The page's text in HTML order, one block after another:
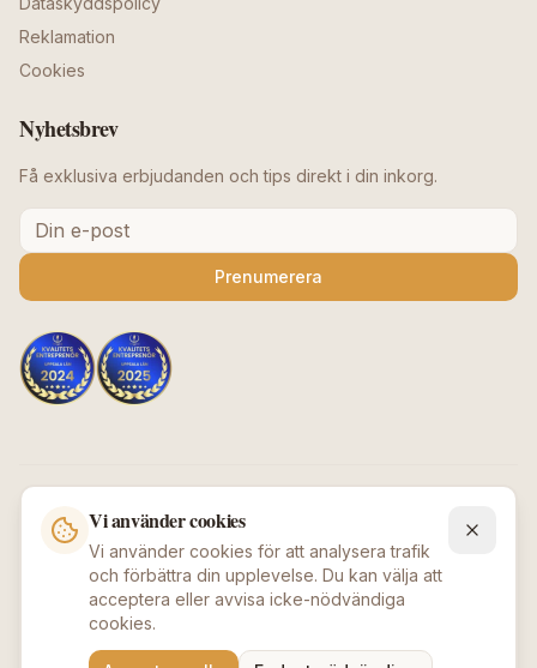
Vi använder cookies
Vi använder cookies för att analysera trafik
och förbättra din upplevelse. Du kan välja att
acceptera eller avvisa icke-nödvändiga
cookies.
Reklamation
Cookies
Nyhetsbrev
Få exklusiva erbjudanden och tips direkt i din inkorg.
Prenumerera
Säkra betalningar
2026 Beauty Deluxe / Afroshopen.Alla rättigheter